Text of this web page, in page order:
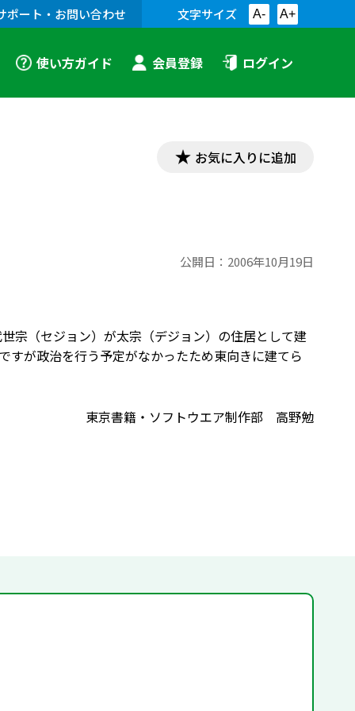
ポート・お問い合わせ 文字サイズ A- A+
使い方ガイド 会員登録 ログイン
お気に入りに追加
公開日： 2006年10月19日
宗（セジョン）が太宗（デジョン）の住居として建
すが政治を行う予定がなかったため東向きに建てら
東京書籍・ソフトウエア制作部 高野勉